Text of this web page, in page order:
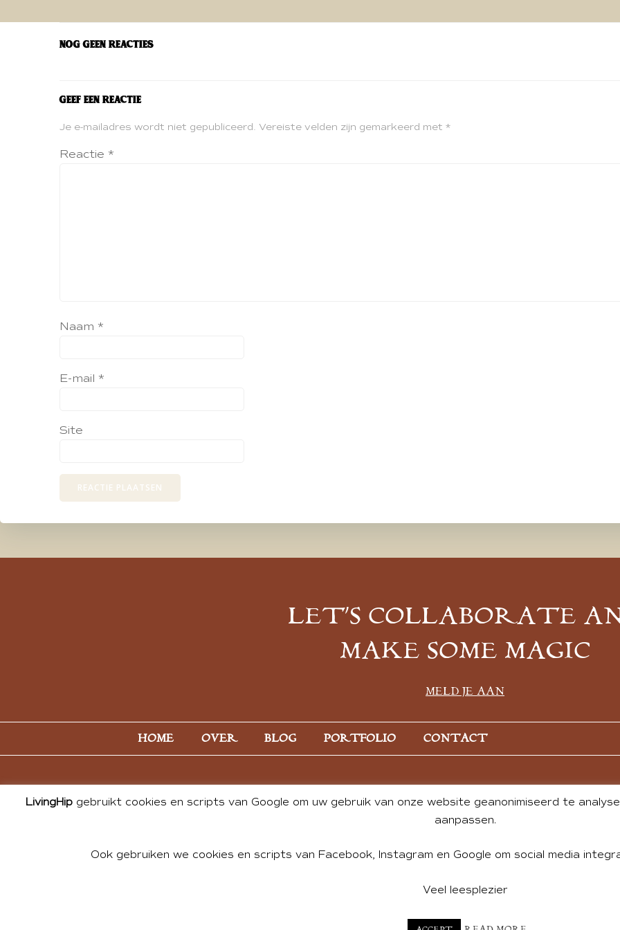
navigatie
Nog geen reacties
Geef een reactie
Je e-mailadres wordt niet gepubliceerd. Vereiste velden zijn gemarkeerd met *
Reactie *
Naam *
E-mail *
Site
LET’S COLLABORATE
MAKE SOME MAGIC
MELD JE AAN
HOME OVER BLOG PORTFOLIO CONTACT
© 2026 ALL PHOTOS & CONTENT BY ANDREA DE GROOT. WEBSITE DESIGN BY
LivingHip gebruikt cookies en scripts van Google om uw gebruik van onze website geanonimiseerd te
aanpassen.
Ook gebruiken we cookies en scripts van Facebook, Instagram en Google om social media
Veel leesplezier